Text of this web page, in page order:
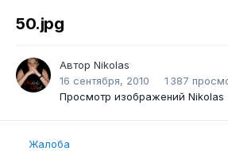
50.jpg
Автор Nikolas
16 сентября, 2010
1 387
Просмотр изображений Nikolas
Жалоба